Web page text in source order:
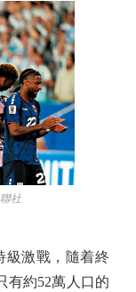
社
激戰，隨着終
有約52萬人口的